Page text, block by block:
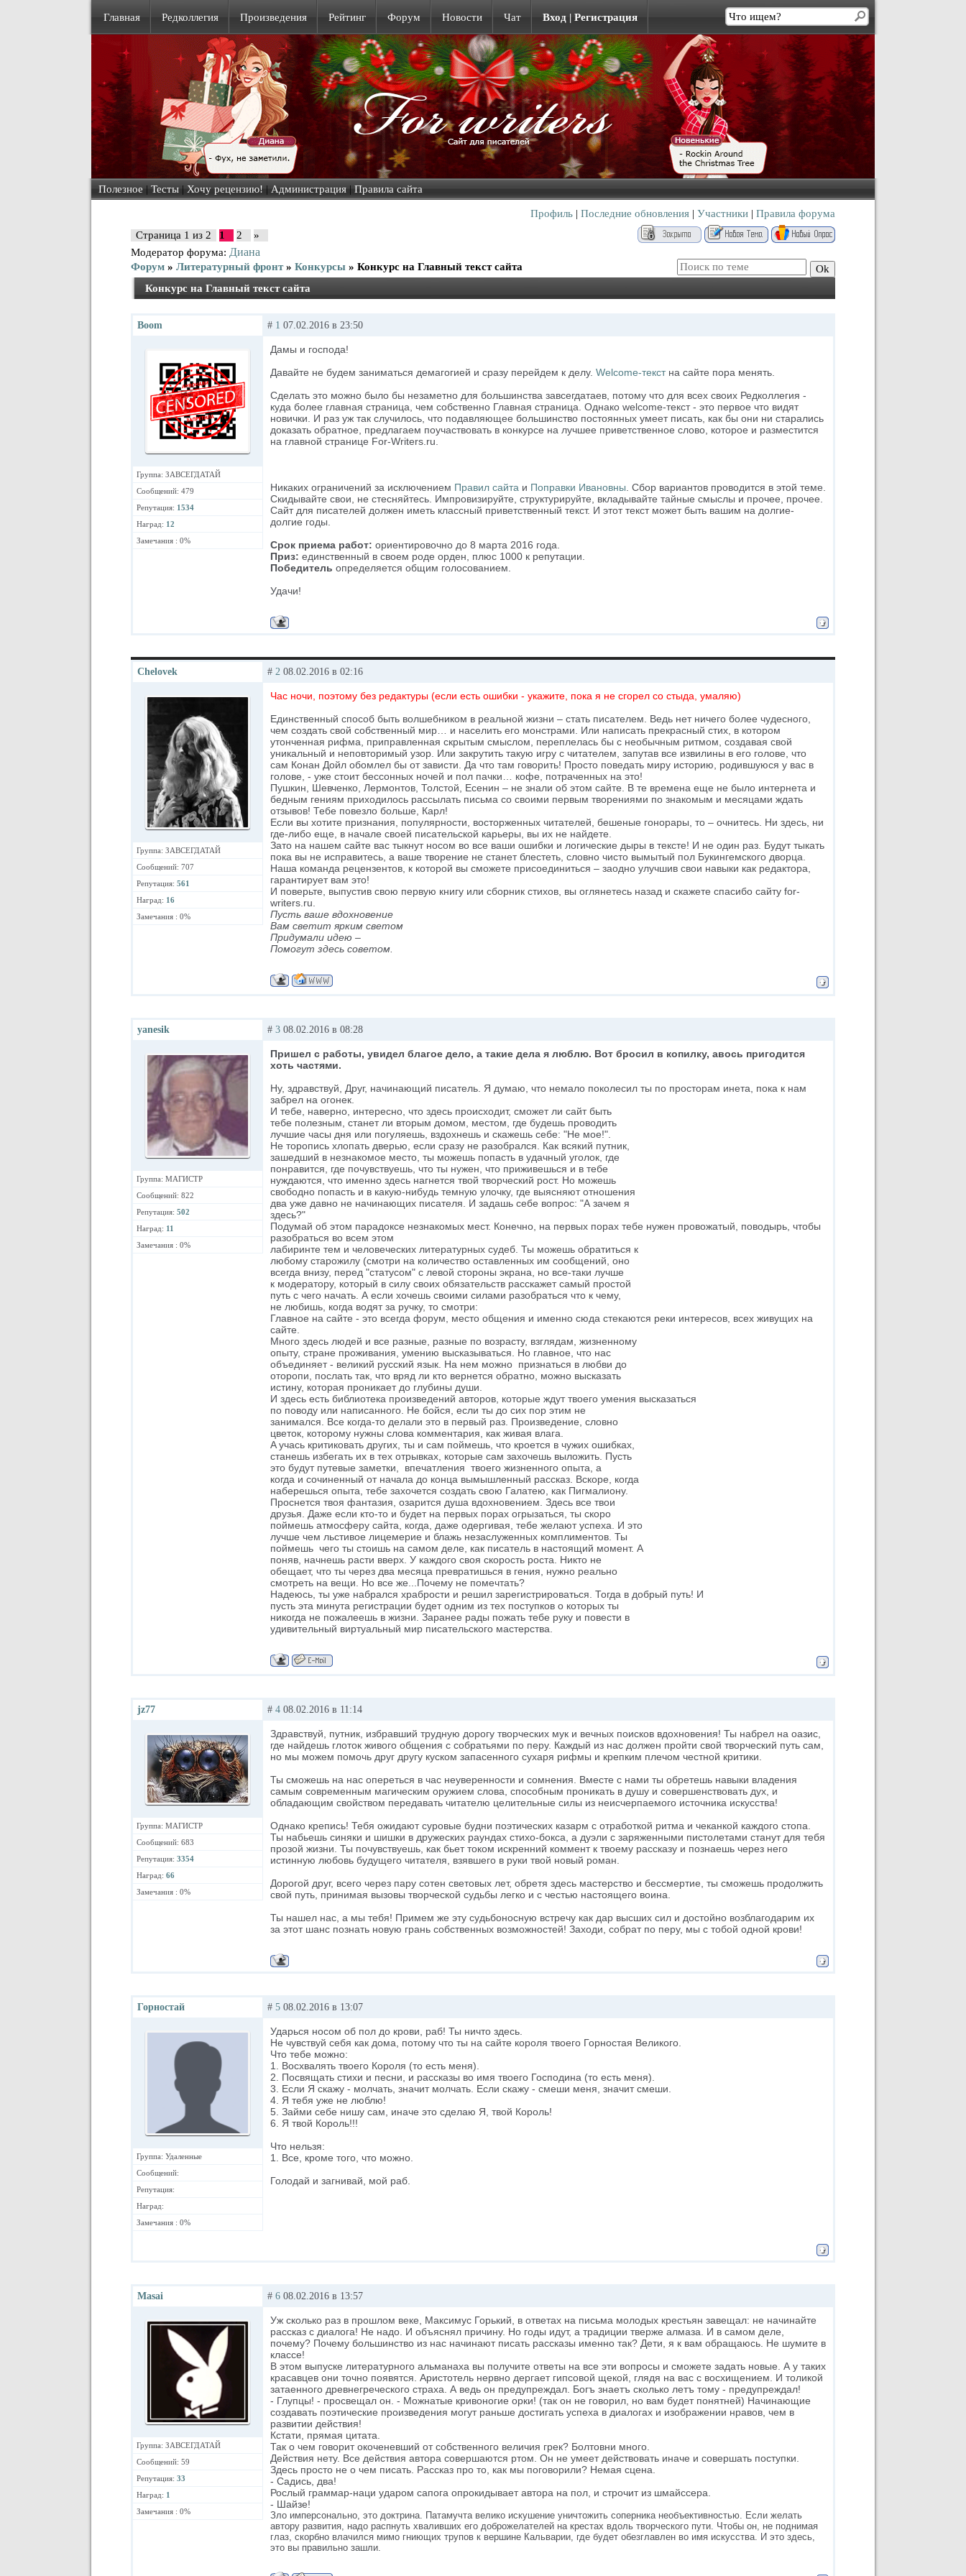
Главная Редколлегия Произведения Рейтинг Форум Новости Чат Вход | Регистрация
Полезное | Тесты | Хочу рецензию! | Администрация | Правила сайта
Профиль | Последние обновления | Участники | Правила форума
Страница 1 из 2 1 2
»
Модератор форума: Диана
Форум » Литературный фронт » Конкурсы » Конкурс на Главный текст сайта
Конкурс на Главный текст сайта
Boom
Группа: ЗАВСЕГДАТАЙ
Сообщений: 479
Репутация: 1534
Наград: 12
Замечания : 0%
# 1 07.02.2016 в 23:50
Дамы и господа!
Давайте не будем заниматься демагогией и сразу перейдем к делу. Welcome-текстна сайте пора менять.
Сделать это можно было бы незаметно для большинства завсегдатаев, потому что для всех своих Редколлегия -
куда более главная страница, чем собственно Главная страница. Однако welcome-текст - это первое что видят
новички. И раз уж так случилось, что подавляющее большинство постоянных умеет писать, как бы они ни старались
доказать обратное, предлагаем поучаствовать в конкурсе на лучшее приветственное слово, которое и разместится
на главной странице For-Writers.ru.
Никаких ограничений за исключением Правил сайта и Поправки Ивановны . Сбор вариантов проводится в этой теме.
Скидывайте свои, не стесняйтесь. Импровизируйте, структурируйте, вкладывайте тайные смыслы и прочее, прочее.
Сайт для писателей должен иметь классный приветственный текст. И этот текст может быть вашим на долгие-
долгие годы.
Срок приема работ: ориентировочно до 8 марта 2016 года.
Приз: единственный в своем роде орден, плюс 1000 к репутации.
Победитель определяется общим голосованием.
Удачи!
Chelovek
Группа: ЗАВСЕГДАТАЙ
Сообщений: 707
Репутация: 561
Наград: 16
Замечания : 0%
# 2 08.02.2016 в 02:16
Час ночи, поэтому без редактуры (если есть ошибки - укажите, пока я не сгорел со стыда, умаляю)
Единственный способ быть волшебником в реальной жизни – стать писателем. Ведь нет ничего более чудесного,
чем создать свой собственный мир… и населить его монстрами. Или написать прекрасный стих, в котором
утонченная рифма, приправленная скрытым смыслом, переплелась бы с необычным ритмом, создавая свой
уникальный и неповторимый узор. Или закрутить такую игру с читателем, запутав все извилины в его голове, что
сам Конан Дойл обомлел бы от зависти. Да что там говорить! Просто поведать миру историю, родившуюся у вас в
голове, - уже стоит бессонных ночей и пол пачки… кофе, потраченных на это!
Пушкин, Шевченко, Лермонтов, Толстой, Есенин – не знали об этом сайте. В те времена еще не было интернета и
бедным гениям приходилось рассылать письма со своими первым творениями по знакомым и месяцами ждать
отзывов! Тебе повезло больше, Карл!
Если вы хотите признания, популярности, восторженных читателей, бешеные гонорары, то – очнитесь. Ни здесь, ни
где-либо еще, в начале своей писательской карьеры, вы их не найдете.
Зато на нашем сайте вас тыкнут носом во все ваши ошибки и логические дыры в тексте! И не один раз. Будут тыкать
пока вы не исправитесь, а ваше творение не станет блестеть, словно чисто вымытый пол Букингемского дворца.
Наша команда рецензентов, к которой вы сможете присоединиться – заодно улучшив свои навыки как редактора,
гарантирует вам это!
И поверьте, выпустив свою первую книгу или сборник стихов, вы оглянетесь назад и скажете спасибо сайту for-
writers.ru.
Пусть ваше вдохновение
Вам светит ярким светом
Придумали идею –
Помогут здесь советом.
yanesik
Группа: МАГИСТР
Сообщений: 822
Репутация: 502
Наград: 11
Замечания : 0%
# 3 08.02.2016 в 08:28
Пришел с работы, увидел благое дело, а такие дела я люблю. Вот бросил в копилку, авось пригодится
хоть частями.
Ну, здравствуй, Друг, начинающий писатель. Я думаю, что немало поколесил ты по просторам инета, пока к нам
забрел на огонек.
И тебе, наверно, интересно, что здесь происходит, сможет ли сайт быть
тебе полезным, станет ли вторым домом, местом, где будешь проводить
лучшие часы дня или погуляешь, вздохнешь и скажешь себе: "Не мое!".
Не торопись хлопать дверью, если сразу не разобрался. Как всякий путник,
зашедший в незнакомое место, ты можешь попасть в удачный уголок, где
понравится, где почувствуешь, что ты нужен, что приживешься и в тебе
нуждаются, что именно здесь нагнется твой творческий рост. Но можешь
свободно попасть и в какую-нибудь темную улочку, где выясняют отношения
два уже давно не начинающих писателя. И задашь себе вопрос: "А зачем я
здесь?"
Подумай об этом парадоксе незнакомых мест. Конечно, на первых порах тебе нужен провожатый, поводырь, чтобы
разобраться во всем этом
лабиринте тем и человеческих литературных судеб. Ты можешь обратиться к
любому старожилу (смотри на количество оставленных им сообщений, оно
всегда внизу, перед "статусом" с левой стороны экрана, но все-таки лучше
к модератору, который в силу своих обязательств расскажет самый простой
путь с чего начать. А если хочешь своими силами разобраться что к чему,
не любишь, когда водят за ручку, то смотри:
Главное на сайте - это всегда форум, место общения и именно сюда стекаются реки интересов, всех живущих на
сайте.
Много здесь людей и все разные, разные по возрасту, взглядам, жизненному
опыту, стране проживания, умению высказываться. Но главное, что нас
объединяет - великий русский язык. На нем можно признаться в любви до
оторопи, послать так, что вряд ли кто вернется обратно, можно высказать
истину, которая проникает до глубины души.
И здесь есть библиотека произведений авторов, которые ждут твоего умения высказаться
по поводу или написанного. Не бойся, если ты до сих пор этим не
занимался. Все когда-то делали это в первый раз. Произведение, словно
цветок, которому нужны словa комментария, как живая влага.
A учась критиковать других, ты и сам поймешь, что кроется в чужих ошибках,
станешь избегать их в тех отрывках, которые сам захочешь выложить. Пусть
это будут путевые заметки, впечатления твоего жизненного опыта, а
когда и сочиненный от начала до конца вымышленный рассказ. Вскоре, когда
наберешься опыта, тебе захочется создать свою Галатею, как Пигмалиону.
Проснется твоя фантазия, озарится душа вдохновением. Здесь все твои
друзья. Даже если кто-то и будет на первых порах огрызаться, ты скоро
поймешь атмосферу сайта, когда, даже одергивая, тебе желают успеха. И это
лучше чем льстивое лицемерие и блажь незаслуженных комплиментов. Ты
поймешь чего ты стоишь на самом деле, как писатель в настоящий момент. А
поняв, начнешь расти вверх. У каждого своя скорость роста. Никто не
обещает, что ты через два месяца превратишься в гения, нужно реально
смотреть на вещи. Но все же...Почему не помечтать?
Надеюсь, ты уже набрался храбрости и решил зарегистрироваться. Тогда в добрый путь! И
пусть эта минута регистрации будет одним из тех поступков о которых ты
никогда не пожалеешь в жизни. Заранее рады пожать тебе руку и повести в
удивительный виртуальный мир писательского мастерства.
jz77
Группа: МАГИСТР
Сообщений: 683
Репутация: 3354
Наград: 66
Замечания : 0%
# 4 08.02.2016 в 11:14
Здравствуй, путник, избравший трудную дорогу творческих мук и вечных поисков вдохновения! Ты набрел на оазис,
где найдешь глоток живого общения с собратьями по перу. Каждый из нас должен пройти свой творческий путь сам,
но мы можем помочь друг другу куском запасенного сухаря рифмы и крепким плечом честной критики.
Ты сможешь на нас опереться в час неуверенности и сомнения. Вместе с нами ты обретешь навыки владения
самым современным магическим оружием слова, способным проникать в душу и совершенствовать дух, и
обладающим свойством передавать читателю целительные силы из неисчерпаемого источника искусства!
Однако крепись! Тебя ожидают суровые будни поэтических казарм с отработкой ритма и чеканкой каждого стопа.
Ты набьешь синяки и шишки в дружеских раундах стихо-бокса, а дуэли с заряженными пистолетами станут для тебя
прозой жизни. Ты почувствуешь, как бьет током искренний коммент к твоему рассказу и познаешь через него
истинную любовь будущего читателя, взявшего в руки твой новый роман.
Дорогой друг, всего через пару сотен световых лет, обретя здесь мастерство и бессмертие, ты сможешь продолжить
свой путь, принимая вызовы творческой судьбы легко и с честью настоящего воина.
Ты нашел нас, а мы тебя! Примем же эту судьбоносную встречу как дар высших сил и достойно возблагодарим их
за этот шанс познать новую грань собственных возможностей! Заходи, собрат по перу, мы с тобой одной крови!
Горностай
Группа: Удаленные
Сообщений:
Репутация:
Наград:
Замечания : 0%
# 5 08.02.2016 в 13:07
Ударься носом об пол до крови, раб! Ты ничто здесь.
Не чувствуй себя как дома, потому что ты на сайте короля твоего Горностая Великого.
Что тебе можно:
1. Восхвалять твоего Короля (то есть меня).
2. Посвящать стихи и песни, и рассказы во имя твоего Господина (то есть меня).
3. Если Я скажу - молчать, значит молчать. Если скажу - смеши меня, значит смеши.
4. Я тебя уже не люблю!
5. Займи себе нишу сам, иначе это сделаю Я, твой Король!
6. Я твой Король!!!
Что нельзя:
1. Все, кроме того, что можно.
Голодай и загнивай, мой раб.
Masai
Группа: ЗАВСЕГДАТАЙ
Сообщений: 59
Репутация: 33
Наград: 1
Замечания : 0%
# 6 08.02.2016 в 13:57
Уж сколько раз в прошлом веке, Максимус Горький, в ответах на письма молодых крестьян завещал: не начинайте
рассказ с диалога! Не надо. И объяснял причину. Но годы идут, а традиции тверже алмаза. И в самом деле,
почему? Почему большинство из нас начинают писать рассказы именно так? Дети, я к вам обращаюсь. Не шумите в
классе!
В этом выпуске литературного альманаха вы получите ответы на все эти вопросы и сможете задать новые. А у таких
красавцев они точно появятся. Аристотель нервно дергает гипсовой щекой, глядя на вас с восхищением. И толикой
затаенного древнегреческого страха. А ведь он предупреждал. Богъ знаетъ сколько летъ тому - предупреждал!
- Глупцы! - просвещал он. - Можнатые кривоногие орки! (так он не говорил, но вам будет понятней) Начинающие
создавать поэтические произведения могут раньше достигать успеха в диалогах и изображении нравов, чем в
развитии действия!
Кстати, прямая цитата.
Так о чем говорит окоченевший от собственного величия грек? Болтовни много.
Действия нету. Все действия автора совершаются ртом. Он не умеет действовать иначе и совершать поступки.
Здесь просто не о чем писать. Рассказ про то, как мы поговорили? Немая сцена.
- Садись, два!
Рослый граммар-наци ударом сапога опрокидывает автора на пол, и строчит из шмайссера.
- Шайзе!
Зло имперсонально, это доктрина. Патамучта велико искушение уничтожить соперника необъективностью. Если желать
автору развития, надо распнуть хваливших его доброжелателей на крестах вдоль творческого пути. Чтобы он, не поднимая
глаз, скорбно влачился мимо гниющих трупов к вершине Кальварии, где будет обезглавлен во имя искусства. И это здесь,
это вы правильно зашли.